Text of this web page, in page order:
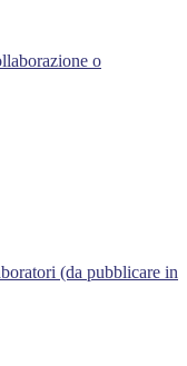
o
(da pubblicare in